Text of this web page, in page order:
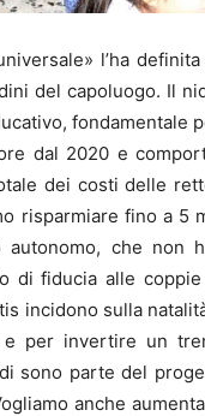
l’ha
del capoluogo. Il
fondamentale
dal 2020 e
dei costi delle
risparmiare fino a 5
che non
di fiducia alle
incidono sulla
e per invertire un
sono parte del
anche